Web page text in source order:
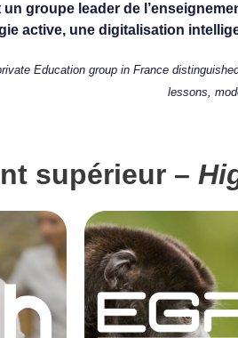
groupe leader de
active, une digitalisation
Education group in France
lessons,
supérieur –